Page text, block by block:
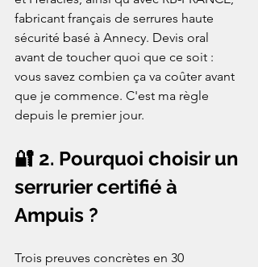
fabricant français de serrures haute
sécurité basé à Annecy. Devis oral
avant de toucher quoi que ce soit :
vous savez combien ça va coûter avant
que je commence. C'est ma règle
depuis le premier jour.
🔐 2. Pourquoi choisir un
serrurier certifié à
Ampuis ?
Trois preuves concrètes en 30